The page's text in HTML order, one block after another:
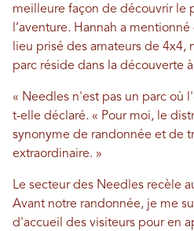
meilleure façon de découvrir le
l’aventure. Hannah a
lieu prisé des amateurs de 4x4,
parc réside dans la découverte
« Needles n'est pas un parc où
t-elle déclaré. « Pour moi, le
synonyme de randonnée et de
extraordinaire. »
Le secteur des Needles recèle
Avant notre randonnée, je me
d'accueil des visiteurs pour en